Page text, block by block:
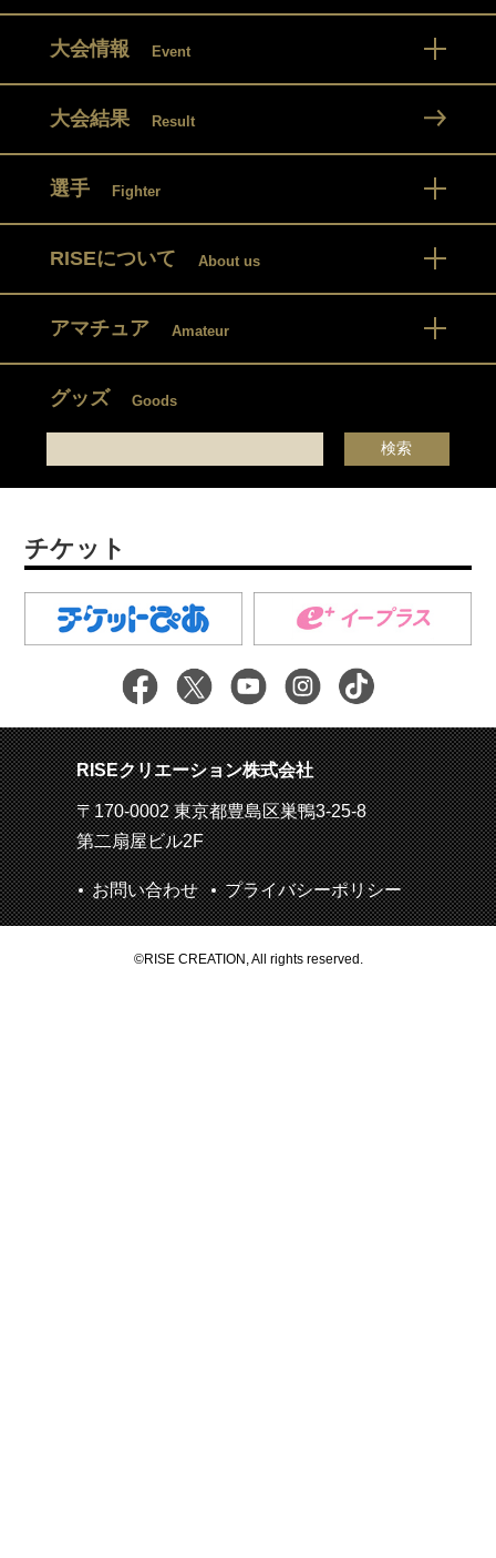
大会情報 Event
大会結果 Result
選手 Fighter
RISEについて About us
アマチュア Amateur
グッズ Goods
チケット
RISEクリエーション株式会社
〒170-0002 東京都豊島区巣鴨3-25-8
第二扇屋ビル2F
お問い合わせ プライバシーポリシー
©RISE CREATION, All rights reserved.